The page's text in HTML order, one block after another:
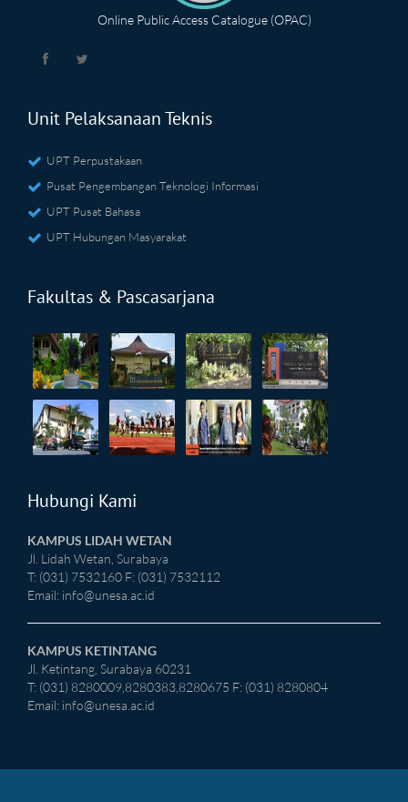
Online Public Access Catalogue (OPAC)
Unit Pelaksanaan Teknis
UPT Perpustakaan
Pusat Pengembangan Teknologi Informasi
UPT Pusat Bahasa
UPT Hubungan Masyarakat
Fakultas & Pascasarjana
Hubungi Kami
KAMPUS LIDAH WETAN
Jl. Lidah Wetan, Surabaya
T: (031) 7532160 F: (031) 7532112
Email: info@unesa.ac.id
KAMPUS KETINTANG
Jl. Ketintang, Surabaya 60231
T: (031) 8280009,8280383,8280675 F: (031) 8280804
Email: info@unesa.ac.id